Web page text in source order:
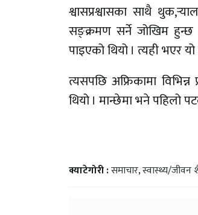
श्वासप्रश्वासका साथै
सङ्क्रमण सर्ने जोखिम हुन्छ
पाइएको थियो । त्यही भएर
त्यसपछि अफ्रिकामा
थियो । मान्छेमा भने पहिलो
क्याटेगोरी :समाचार,स्वास्थ्य/जीवन